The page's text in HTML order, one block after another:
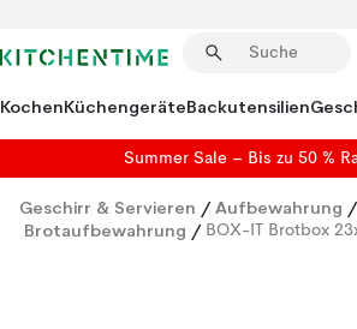
KochenKüchengeräteBackutensilien
Summer Sale – Bis zu 50 %
Geschirr & Servieren / Aufbewahrung /
Brotaufbewahrung / BOX-IT Brotbox